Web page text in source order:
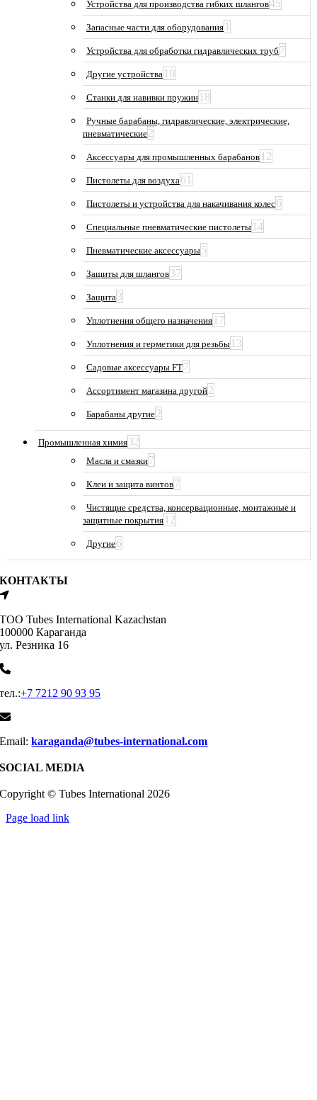
Устройства для производства гибких шлангов45
Запасные части для оборудования 1
Устройства для обработки гидравлических труб 7
Другие устройства 10
Станки для навивки пружин 18
Ручные барабаны, гидравлические, электрические,
пневматические2
Аксессуары для промышленных барабанов 12
Пистолеты для воздуха61
Пистолеты и устройства для накачивания колес6
Специальные пневматические пистолеты 14
Пневматические аксессуары5
Защиты для шлангов37
Защита3
Уплотнения общего назначения 17
Уплотнения и герметики для резьбы 13
Садовые аксессуары FT7
Ассортимент магазина другой2
Барабаны другие2
Промышленная химия32
Масла и смазки7
Клеи и защита винтов7
Чистящие средства, консервационные, монтажные и
защитные покрытия 12
Другие6
КОНТАКТЫ
ТОО Tubes International Kazachstan
100000 Караганда
ул. Резника 16
тел.:+7 7212 90 93 95
Email:karaganda@tubes-international.com
SOCIAL MEDIA
Copyright © Tubes International 2026
Page load link